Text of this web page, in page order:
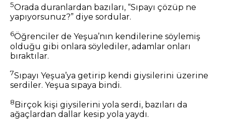
5Orada duranlardan bazıları, “Sıpayı çözüp ne
yapıyorsunuz?” diye sordular.
6Öğrenciler de Yeşua’nın kendilerine söylemiş
olduğu gibi onlara söylediler, adamlar onları
bıraktılar.
7Sıpayı Yeşua’ya getirip kendi giysilerini üzerine
serdiler. Yeşua sıpaya bindi.
8 Birçok kişi giysilerini yola serdi, bazıları da
ağaçlardan dallar kesip yola yaydı.